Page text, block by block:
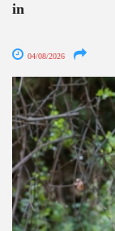
in
04/08/2026